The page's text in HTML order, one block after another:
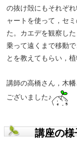
の抜け殻にもそれぞ
ャートを使って，セ
た。カエデを観察し
乗って遠くまで移動
とを教えてもらい，
講師の高橋さん，木
ございました♪
講座の様